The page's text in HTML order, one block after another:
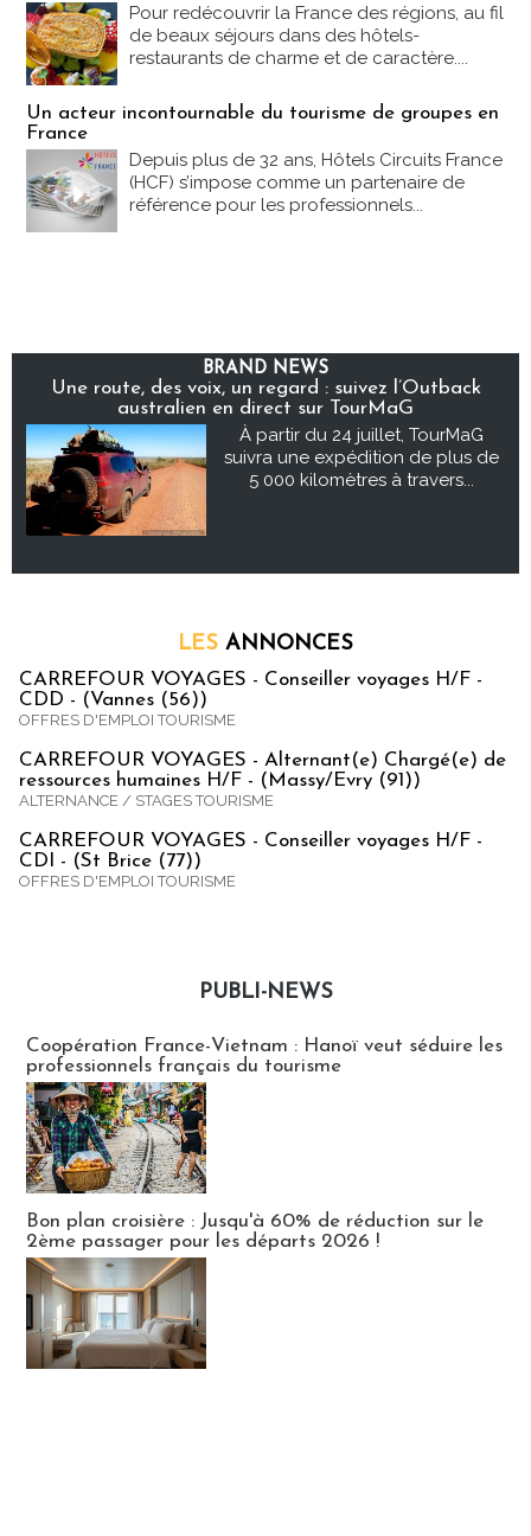
Pour redécouvrir la France des régions, au fil
de beaux séjours dans des hôtels-
restaurants de charme et de caractère....
Un acteur incontournable du tourisme de groupes en
France
Depuis plus de 32 ans, Hôtels Circuits France
(HCF) s’impose comme un partenaire de
référence pour les professionnels...
BRAND NEWS
Une route, des voix, un regard : suivez l’Outback
australien en direct sur TourMaG
À partir du 24 juillet, TourMaG
suivra une expédition de plus de
5 000 kilomètres à travers...
LES ANNONCES
CARREFOUR VOYAGES - Conseiller voyages H/F -
CDD - (Vannes (56))
OFFRES D'EMPLOI TOURISME
CARREFOUR VOYAGES - Alternant(e) Chargé(e) de
ressources humaines H/F - (Massy/Evry (91))
ALTERNANCE / STAGES TOURISME
CARREFOUR VOYAGES - Conseiller voyages H/F -
CDI - (St Brice (77))
OFFRES D'EMPLOI TOURISME
PUBLI-NEWS
Coopération France-Vietnam : Hanoï veut séduire les
professionnels français du tourisme
Bon plan croisière : Jusqu'à 60% de réduction sur le
2ème passager pour les départs 2026 !